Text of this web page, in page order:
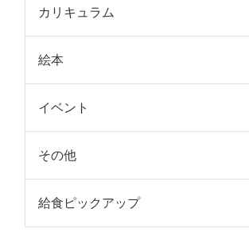
カリキュラム
絵本
イベント
その他
給食ピックアップ